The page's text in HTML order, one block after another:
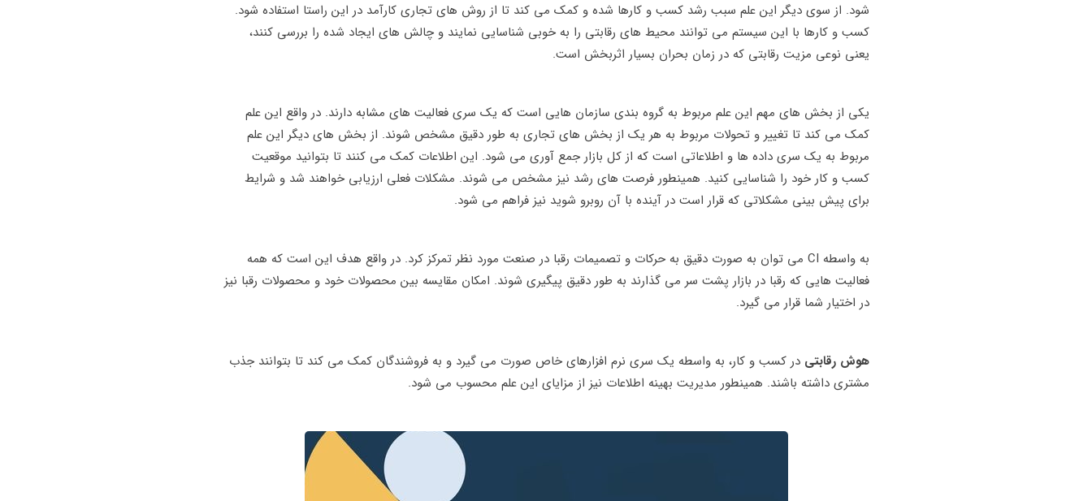
شود. از سوی دیگر این علم سبب رشد کسب و کارها شده و کمک می کند تا از روش های تجاری کارآمد در این راستا استفاده شود.
کسب و کارها با این سیستم می توانند محیط های رقابتی را به خوبی شناسایی نمایند و چالش های ایجاد شده را بررسی کنند،
یعنی نوعی مزیت رقابتی که در زمان بحران بسیار اثربخش است.
یکی از بخش های مهم این علم مربوط به گروه بندی سازمان هایی است که یک سری فعالیت های مشابه دارند. در واقع این علم
کمک می کند تا تغییر و تحولات مربوط به هر یک از بخش های تجاری به طور دقیق مشخص شوند. از بخش های دیگر این علم
مربوط به یک سری داده ها و اطلاعاتی است که از کل بازار جمع آوری می شود. این اطلاعات کمک می کنند تا بتوانید موقعیت
کسب و کار خود را شناسایی کنید. همینطور فرصت های رشد نیز مشخص می شوند. مشکلات فعلی ارزیابی خواهند شد و شرایط
برای پیش بینی مشکلاتی که قرار است در آینده با آن روبرو شوید نیز فراهم می شود.
به واسطه CI می توان به صورت دقیق به حرکات و تصمیمات رقبا در صنعت مورد نظر تمرکز کرد. در واقع هدف این است که همه
فعالیت هایی که رقبا در بازار پشت سر می گذارند به طور دقیق پیگیری شوند. امکان مقایسه بین محصولات خود و محصولات رقبا نیز
در اختیار شما قرار می گیرد.
هوش رقابتی در کسب و کار، به واسطه یک سری نرم افزارهای خاص صورت می گیرد و به فروشندگان کمک می کند تا بتوانند جذب
مشتری داشته باشند. همینطور مدیریت بهینه اطلاعات نیز از مزایای این علم محسوب می شود.